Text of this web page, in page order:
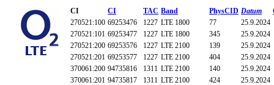
CI CI TAC Band PhysCID Datum
270521:100 69253476 1227 LTE 1800 77
25.9.2024
270521:101 69253477 1227 LTE 1800 345
25.9.2024
270521:200 69253576 1227 LTE 2100 139
25.9.2024
270521:201 69253577 1227 LTE 2100 404
25.9.2024
370061:200 94735816 1311 LTE 2100 140
25.9.2024
370061:201 94735817 1311 LTE 2100 424
25.9.2024